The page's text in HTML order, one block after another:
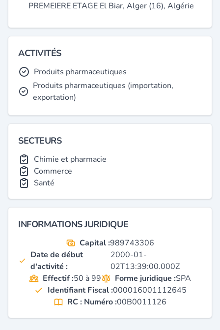
PREMEIERE ETAGE El Biar, Alger (16), Algérie
ACTIVITÉS
Produits pharmaceutiques
Produits pharmaceutiques (importation,
exportation)
SECTEURS
Chimie et pharmacie
Commerce
Santé
INFORMATIONS JURIDIQUE
Capital :989743306
Date de début
d'activité :
2000-01-
02T13:39:00.000Z
Effectif :50 à 99 Forme juridique :SPA
Identifiant Fiscal :000016001112645
RC : Numéro :00B0011126